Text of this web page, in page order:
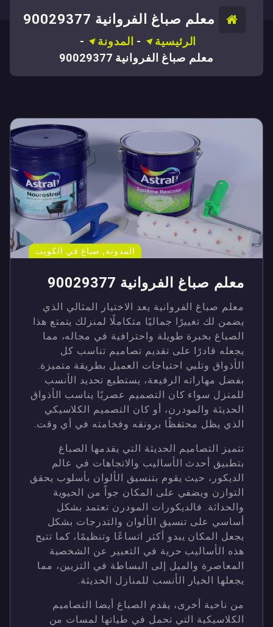
معلم صباغ الفروانية 90029377
الرئيسية -المدونة -
معلم صباغ الفروانية 90029377
المدونة,صباغ في الكويت
معلم صباغ الفروانية 90029377
معلم صباغ الفروانية يعد الاختيار المثالي الذي
يضمن لك تغييرًا جماليًا متكاملًا لمنزلك يتمتع هذا
الصباغ بخبرة طويلة واحترافية في مجاله، مما
يجعله قادرًا على تقديم تصاميم تناسب كل
الأذواق وتلبي احتياجات العميل بطريقة متميزة.
بفضل مهاراته الرفيعة، يستطيع تحديد الأنسب
للمنزل سواء كان التصميم عصريًا يناسب الأذواق
الحديثة والمودرن، أو كان التصميم الكلاسيكي
الذي يظل محتفظًا برونقه وفخامته في أي وقت.
تتميز التصاميم الحديثة التي يقدمها الصباغ
بتطبيق أحدث الأساليب والاتجاهات في عالم
الديكور، حيث يقوم بتنسيق الألوان بأسلوب يحقق
التوازن ويضفي على المكان جواً من الحيوية
والحداثة. فالديكورات المودرن تعتمد بشكل
أساسي على تنسيق الألوان والتدرجات بشكل
يجعل المكان يبدو أكثر اتساعًا وتنظيمًا، كما تتيح
هذه الأساليب حرية في التعبير عن الشخصية
المعاصرة والميل إلى البساطة في التزيين، مما
يجعلها الخيار الأنسب للمنازل الحديثة.
من ناحية أخرى، يقدم الصباغ أيضا التصاميم
الكلاسيكية التي تحمل في طياتها لمسات من